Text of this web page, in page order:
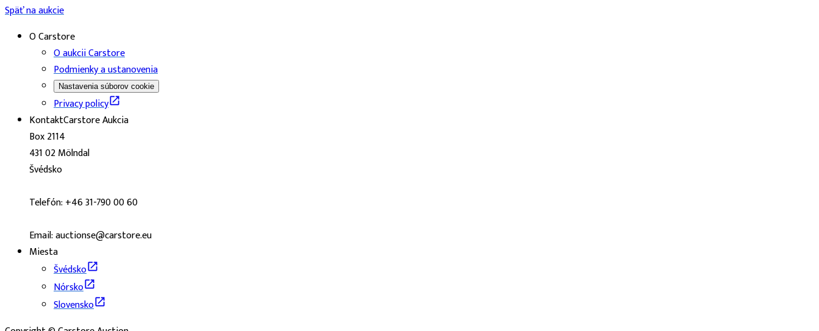
Späť na aukcie
O Carstore
O aukcii Carstore
Podmienky a ustanovenia
Nastavenia súborov cookie
Privacy policy
KontaktCarstore Aukcia
Box 2114
431 02 Mölndal
Švédsko
Telefón: +46 31-790 00 60
Email: auctionse@carstore.eu
Miesta
Švédsko
Nórsko
Slovensko